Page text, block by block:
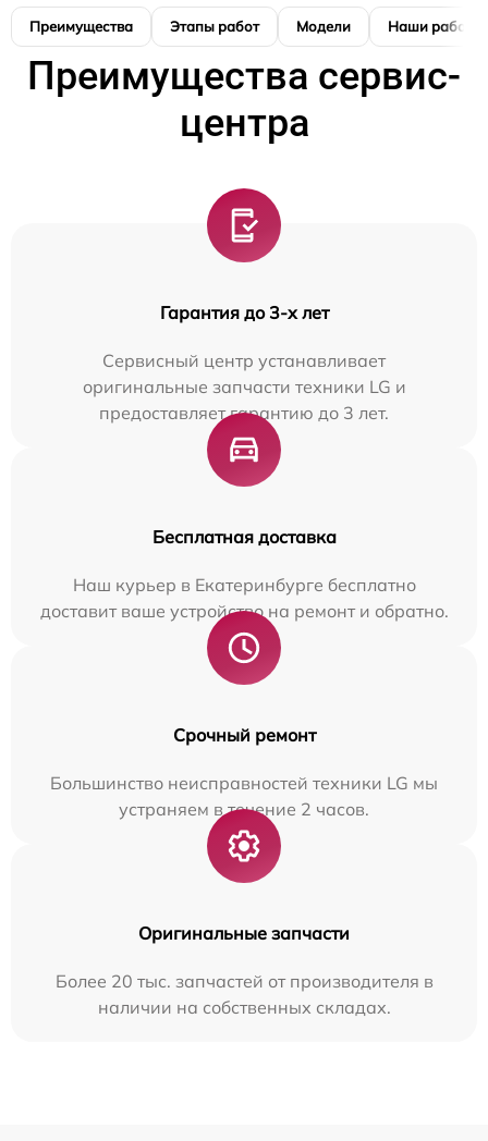
Преимущества Этапы работ Модели Наши работы
Преимущества сервис-
центра
Гарантия до 3-х лет
Сервисный центр устанавливает
оригинальные запчасти техники LG и
предоставляет гарантию до 3 лет.
Бесплатная доставка
Наш курьер в Екатеринбурге бесплатно
доставит ваше устройство на ремонт и обратно.
Срочный ремонт
Большинство неисправностей техники LG мы
устраняем в течение 2 часов.
Оригинальные запчасти
Более 20 тыс. запчастей от производителя в
наличии на собственных складах.